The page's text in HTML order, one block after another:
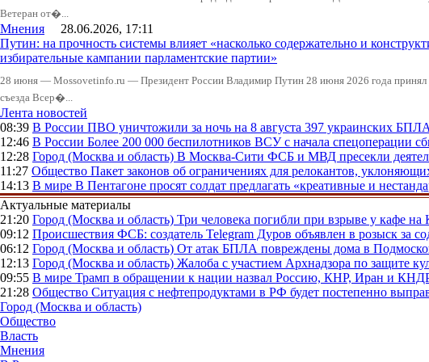
Ветеран от�...
Мнения 28.06.2026, 17:11
Путин: на прочность системы влияет «насколько содержательно и
избирательные кампании парламентские партии»
28 июня — Mossovetinfo.ru — Президент России Владимир Путин 28 июня 2026 года принял
съезда Всер�...
Лента новостей
08:39 В России ПВО уничтожили за ночь на 8 августа 397 украинских БПЛА
12:46 В России Более 200 000 беспилотников ВСУ с начала
12:28 Город (Москва и область) В Москва-Сити ФСБ и МВД пресекли
11:27 Общество Пакет законов об ограничениях для релокантов,
14:13 В мире В Пентагоне просят солдат предлагать «креативные и
Актуальные материалы
21:20 Город (Москва и область) Три человека погибли при взрыве у
09:12 Происшествия ФСБ: создатель Telegram Дуров объявлен в розыск за
06:12 Город (Москва и область) От атак БПЛА повреждены дома в
12:13 Город (Москва и область) Жалоба с участием Архнадзора по защите
09:55 В мире Трамп в обращении к нации назвал Россию, КНР, Иран и
21:28 Общество Ситуация с нефтепродуктами в РФ будет постепенно
Город (Москва и область)
Общество
Власть
Мнения